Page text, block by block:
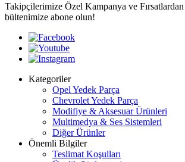
Takipçilerimize Özel Kampanya ve
bültenimize abone olun!
Kategoriler
Opel Yedek Parça
Chevrolet Yedek Parça
Modifiye & Aksesuar Ürünleri
Multimedya & Ses Sistemleri
Diğer Ürünler
Önemli Bilgiler
Teslimat Koşulları